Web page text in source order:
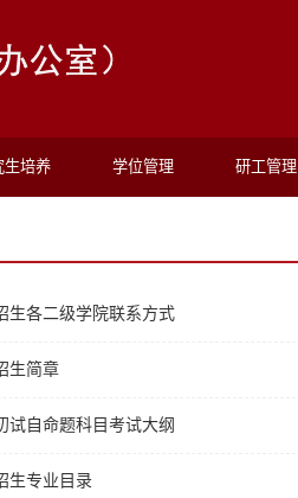
生培养 学位管理 研工管理
生各二级学院联系方式
生简章
试自命题科目考试大纲
生专业目录